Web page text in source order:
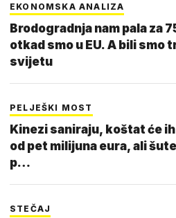
EKONOMSKA ANALIZA
Brodogradnja nam pala za
otkad smo u EU. A bili smo
svijetu
PELJEŠKI MOST
Kinezi saniraju, koštat će
od pet milijuna eura, ali
p…
STEČAJ